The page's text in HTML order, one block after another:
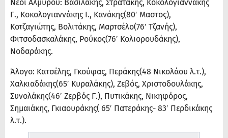
Νέοι Αλμυρού: Βασιλάκης, Στρατάκης, Κοκολογιαννάκης
Γ., Κοκολογιαννάκης Ι., Κανάκης(80′ Μαστος),
Κοτζαγιώτης, Βολιτάκης, Μαρτσέλο(76′ Τζανής),
Φιτσοδασκαλάκης, Ρούκος(76′ Κολιορουδάκης),
Νοδαράκης.
Άλογο: Κατσέλης, Γκούφας, Περάκης(48 Νικολάου λ.τ.),
Χαλκιαδάκης(65′ Κυραλάκης), Ζεβός, Χριστοδουλάκης,
Συνολάκης(46′ Ζερβός Γ.), Πυτικάκης, Νικηφόρος,
Σημαιάκης, Γκιαουράκης( 65′ Πατεράκης- 83′ Περδικάκης
λ.τ.).